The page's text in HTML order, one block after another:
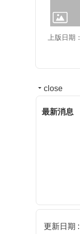
上版日期
close
最新消息
更新日期